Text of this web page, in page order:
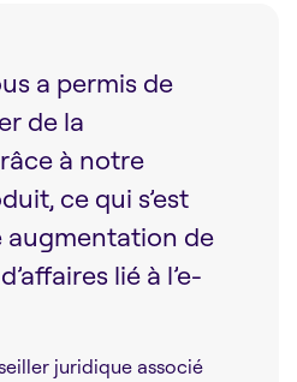
a permis de
de la
à notre
ce qui s’est
de
lié à l’e-
juridique associé